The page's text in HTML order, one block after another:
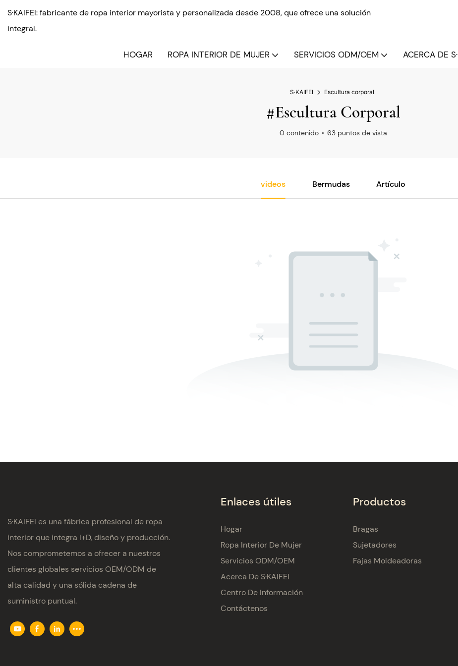
S·KAIFEI: fabricante de ropa interior mayorista y personalizada desde 2008, que ofrece una solución
integral.
HOGAR ROPA INTERIOR DE MUJER SERVICIOS ODM/OEM ACERCA DE
S·KAIFEI Escultura corporal
#Escultura Corporal
0 contenido 63 puntos de vista
videos Bermudas Artículo
S·KAIFEI es una fábrica profesional de ropa
interior que integra I+D, diseño y producción.
Nos comprometemos a ofrecer a nuestros
clientes globales servicios OEM/ODM de
alta calidad y una sólida cadena de
suministro puntual.
Enlaces útiles
Hogar
Ropa Interior De Mujer
Servicios ODM/OEM
Acerca De S·KAIFEI
Centro De Información
Contáctenos
Productos
Bragas
Sujetadores
Fajas Moldeadoras